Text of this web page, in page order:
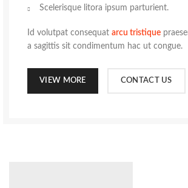
Scelerisque litora ipsum parturient.
Id volutpat consequat arcu tristique
a sagittis sit condimentum hac ut congue.
VIEW MORE CONTACT US